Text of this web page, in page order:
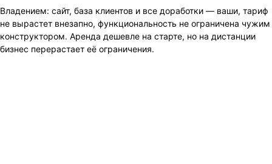
Владением: сайт, база клиентов и все доработки — ваши, тариф
не вырастет внезапно, функциональность не ограничена чужим
конструктором. Аренда дешевле на старте, но на дистанции
бизнес перерастает её ограничения.